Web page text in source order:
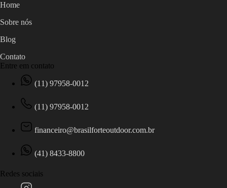
Home
Sobre nós
Blog
Contato
Entre em contato
(11) 97958-0012
(11) 97958-0012
financeiro@brasilforteoutdoor.com.br
(41) 8433-8800
Redes sociais